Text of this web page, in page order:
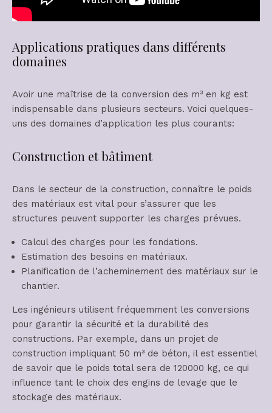
Applications pratiques dans différents
domaines
Avoir une maîtrise de la conversion des m³ en kg est
indispensable dans plusieurs secteurs. Voici quelques-
uns des domaines d’application les plus courants:
Construction et bâtiment
Dans le secteur de la construction, connaître le poids
des matériaux est vital pour s’assurer que les
structures peuvent supporter les charges prévues.
Calcul des charges pour les fondations.
Estimation des besoins en matériaux.
Planification de l’acheminement des matériaux sur le
chantier.
Les ingénieurs utilisent fréquemment les conversions
pour garantir la sécurité et la durabilité des
constructions. Par exemple, dans un projet de
construction impliquant 50 m³ de béton, il est essentiel
de savoir que le poids total sera de 120000 kg, ce qui
influence tant le choix des engins de levage que le
stockage des matériaux.